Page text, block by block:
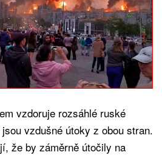
vzdoruje rozsáhlé ruské
vzdušné útoky z obou stran.
že by záměrně útočily na